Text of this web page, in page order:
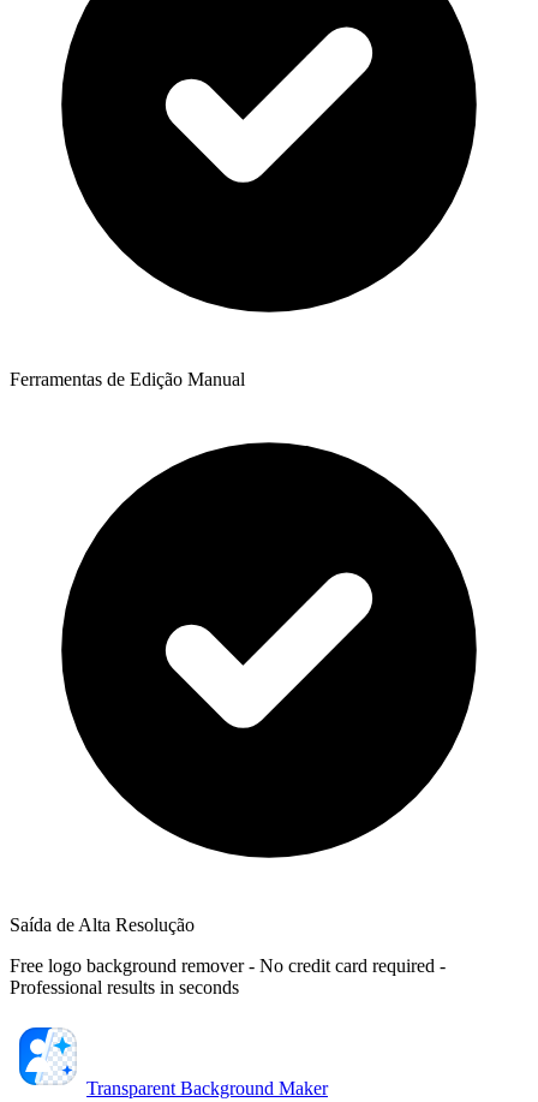
Ferramentas de Edição Manual
Saída de Alta Resolução
Free logo background remover - No credit card required -
Professional results in seconds
Transparent Background Maker